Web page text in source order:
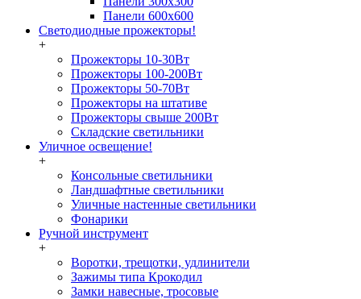
Панели 600х600
Светодиодные прожекторы!
+
Прожекторы 10-30Вт
Прожекторы 100-200Вт
Прожекторы 50-70Вт
Прожекторы на штативе
Прожекторы свыше 200Вт
Складские светильники
Уличное освещение!
+
Консольные светильники
Ландшафтные светильники
Уличные настенные светильники
Фонарики
Ручной инструмент
+
Воротки, трещотки, удлинители
Зажимы типа Крокодил
Замки навесные, тросовые